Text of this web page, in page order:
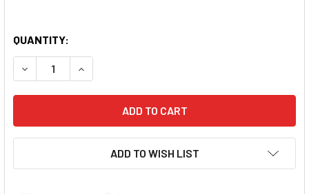
QUANTITY:
DECREASE QUANTITY OF WAH YUEN ORIGINAL PRIME
INCREASE QUANTITY OF WAH YUEN
ADD TO WISH LIST